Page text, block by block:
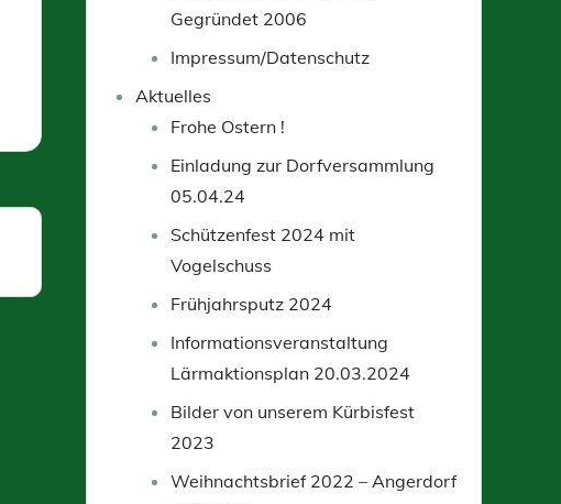
Gegründet 2006
Impressum/Datenschutz
Aktuelles
Frohe Ostern !
Einladung zur Dorfversammlung
05.04.24
Schützenfest 2024 mit
Vogelschuss
Frühjahrsputz 2024
Informationsveranstaltung
Lärmaktionsplan 20.03.2024
Bilder von unserem Kürbisfest
2023
Weihnachtsbrief 2022 – Angerdorf